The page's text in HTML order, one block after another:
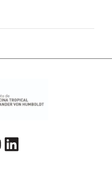
LinkedIn